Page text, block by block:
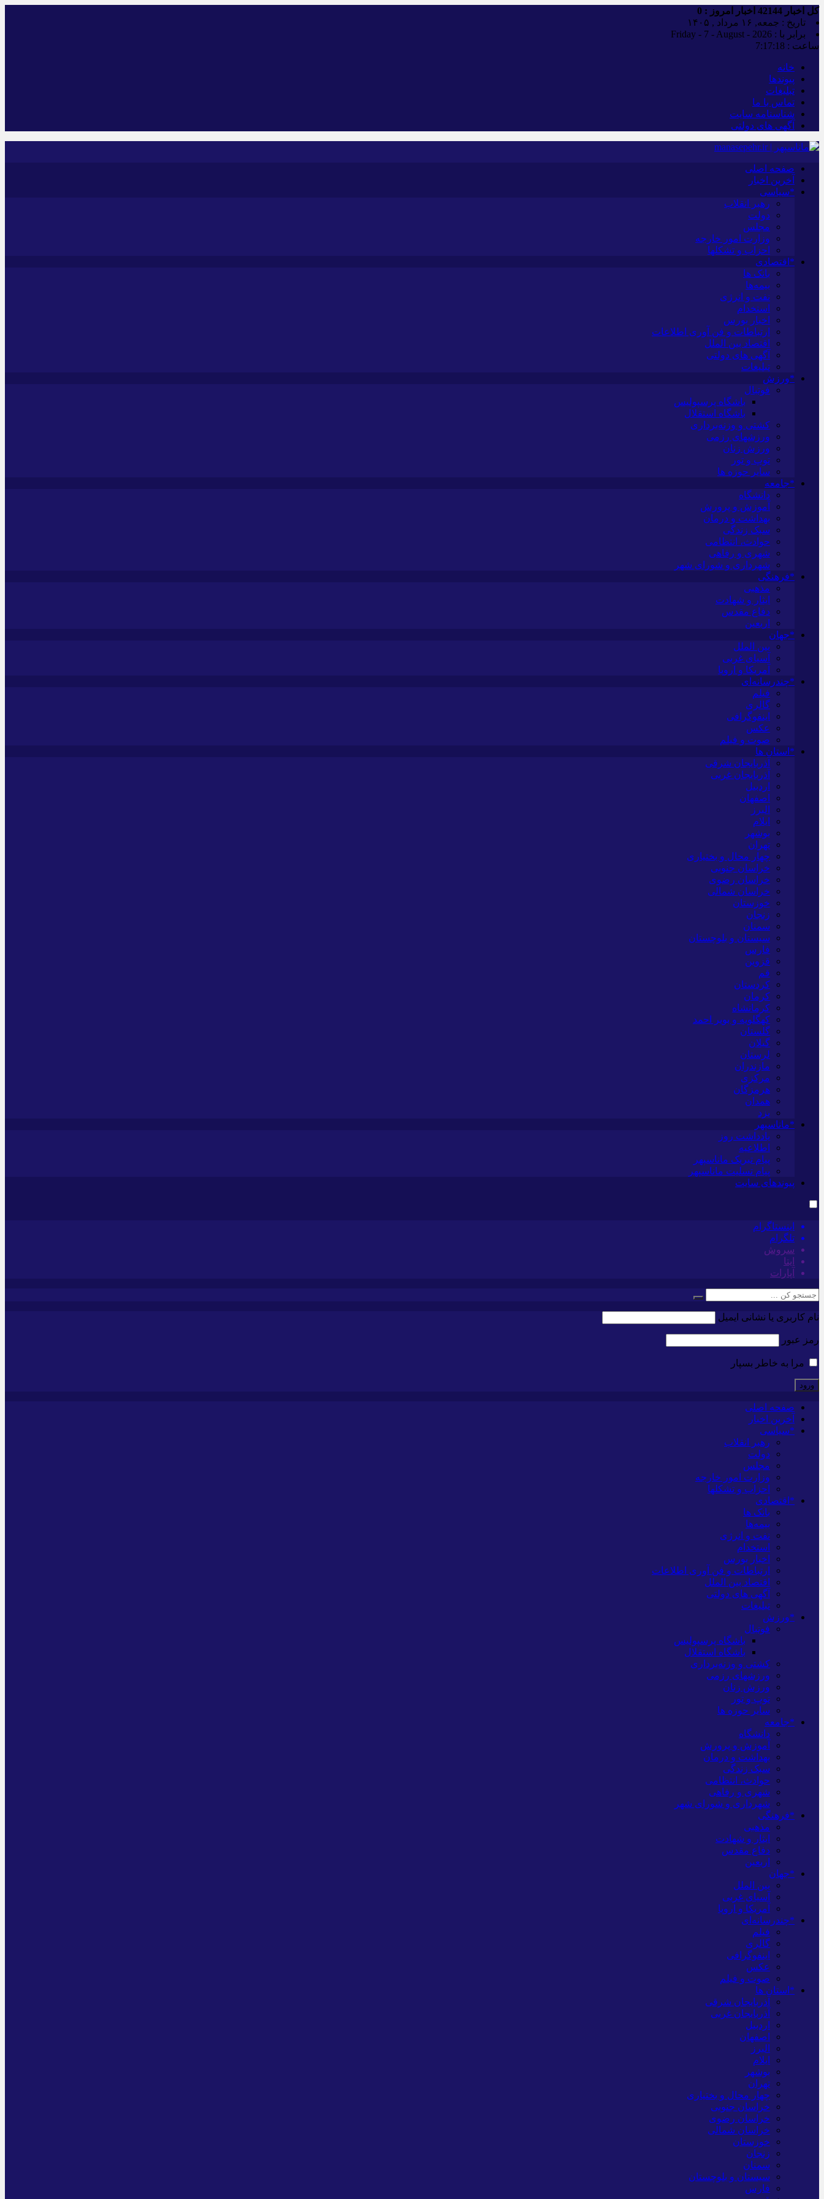
کل اخبار اخبار امروز : 0
تاریخ : جمعه, ۱۶ مرداد , ۱۴۰۵
برابر با : Friday - 7 - August - 2026
ساعت : 7:17:19
خانه
پیوندها
تبلیغات
تماس با ما
شناسنامه سایت
آگهی های دولتی
صفحه اصلی
آخرین اخبار
*سیاسی
رهبر انقلاب
دولت
مجلس
وزارت امور خارجه
احزاب و تشکلها
*اقتصادی
بانک ها
بیمه‌ها
نفت و انرژی
استخدام
اخبار بورس
ارتباطات و فن آوری اطلاعات
اقتصاد بین الملل
آگهی های دولتی
تبلیغات
*ورزش
فوتبال
باشگاه پرسپولیس
باشگاه استقلال
کشتی و وزنه‌برداری
ورزشهای رزمی
ورزش زنان
توپ و تور
سایر حوزه ها
*جامعه
دانشگاه
آموزش و پرورش
بهداشت و درمان
سبک زندگی
حوادث، انتظامی
شهری و رفاهی
شهرداری و شورای شهر
*فرهنگی
مذهبی
ایثار و شهادت
دفاع مقدس
اربعین
*جهان
بین الملل
آسیای غربی
آمریکا و اروپا
*چندرسانه‌ای
فیلم
گالری
اینفوگرافی
عکس
صوت و فیلم
*استان ها
آذربایجان شرقی
آذربایجان غربی
اردبیل
اصفهان
البرز
ایلام
بوشهر
تهران
چهار محال و بختیاری
خراسان جنوبی
خراسان رضوی
خراسان شمالی
خوزستان
زنجان
سمنان
سیستان و بلوچستان
فارس
قزوین
قم
کردستان
کرمان
کرمانشاه
کهگلویه و بویر احمد
گلستان
گیلان
لرستان
مازندران
مرکزی
هرمزگان
همدان
یزد
*ماناسپهر
یادداشت روز
اطلاعیه
پیام تبریک ماناسپهر
پیام تسلیت ماناسپهر
پیوندهای سایت
اینستاگرام
تلگرام
سروش
ایتا
آپارات
نام کاربری یا نشانی ایمیل
رمز عبور
مرا به خاطر بسپار
صفحه اصلی
آخرین اخبار
*سیاسی
رهبر انقلاب
دولت
مجلس
وزارت امور خارجه
احزاب و تشکلها
*اقتصادی
بانک ها
بیمه‌ها
نفت و انرژی
استخدام
اخبار بورس
ارتباطات و فن آوری اطلاعات
اقتصاد بین الملل
آگهی های دولتی
تبلیغات
*ورزش
فوتبال
باشگاه پرسپولیس
باشگاه استقلال
کشتی و وزنه‌برداری
ورزشهای رزمی
ورزش زنان
توپ و تور
سایر حوزه ها
*جامعه
دانشگاه
آموزش و پرورش
بهداشت و درمان
سبک زندگی
حوادث، انتظامی
شهری و رفاهی
شهرداری و شورای شهر
*فرهنگی
مذهبی
ایثار و شهادت
دفاع مقدس
اربعین
*جهان
بین الملل
آسیای غربی
آمریکا و اروپا
*چندرسانه‌ای
فیلم
گالری
اینفوگرافی
عکس
صوت و فیلم
*استان ها
آذربایجان شرقی
آذربایجان غربی
اردبیل
اصفهان
البرز
ایلام
بوشهر
تهران
چهار محال و بختیاری
خراسان جنوبی
خراسان رضوی
خراسان شمالی
خوزستان
زنجان
سمنان
سیستان و بلوچستان
فارس